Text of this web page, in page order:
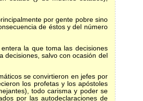
por gente pobre sino
de éstos y del número
la que toma las decisiones
decisiones, salvo con ocasión del
se convirtieron en jefes por
los profetas y los apóstoles
todo carisma y poder se
por las autodeclaraciones de